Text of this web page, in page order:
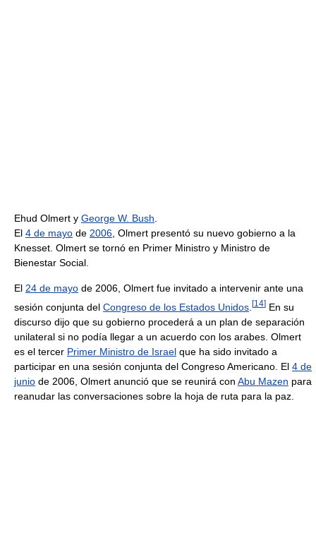
Ehud Olmert y George W. Bush.
El 4 de mayo de 2006, Olmert presentó su nuevo gobierno a la
Knesset. Olmert se tornó en Primer Ministro y Ministro de
Bienestar Social.
El 24 de mayo de 2006, Olmert fue invitado a intervenir ante una
sesión conjunta del Congreso de los Estados Unidos [14] En su
discurso dijo que su gobierno procederá a un plan de separación
unilateral si no podía llegar a un acuerdo con los arabes. Olmert
es el tercer Primer Ministro de Israel que ha sido invitado a
participar en una sesión conjunta del Congreso Americano. El 4 de
junio de 2006, Olmert anunció que se reunirá con Abu Mazen para
reanudar las conversaciones sobre la hoja de ruta para la paz.